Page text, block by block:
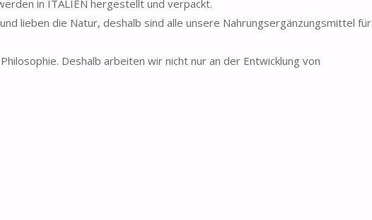
in ITALIEN hergestellt und verpackt.
lieben die Natur, deshalb sind alle unsere Nahrungsergänzungsmittel für
Deshalb arbeiten wir nicht nur an der Entwicklung von